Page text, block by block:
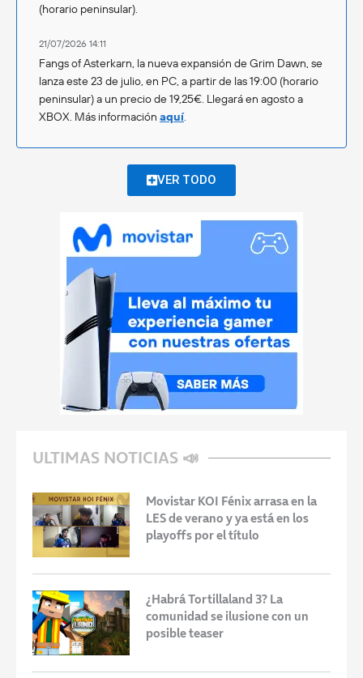
(horario peninsular).
21/07/2026 14:11
Fangs of Asterkarn, la nueva expansión de Grim Dawn, se
lanza este 23 de julio, en PC, a partir de las 19:00 (horario
peninsular) a un precio de 19,25€. Llegará en agosto a
XBOX. Más información aquí.
VER TODO
ULTIMAS NOTICIAS 📣
Movistar KOI Fénix arrasa en la
LES de verano y ya está en los
playoffs por el título
¿Habrá Tortillaland 3? La
comunidad se ilusione con un
posible teaser